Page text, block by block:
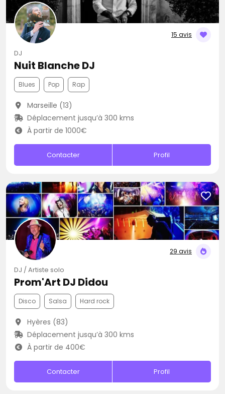
15 avis
DJ
Nuit Blanche DJ
Blues Pop Rap
Marseille (13)
Déplacement jusqu’à 300 kms
À partir de 1000€
Contacter Profil
29 avis
DJ / Artiste solo
Prom'Art DJ Didou
Disco Salsa Hard rock
Hyères (83)
Déplacement jusqu’à 300 kms
À partir de 400€
Contacter Profil